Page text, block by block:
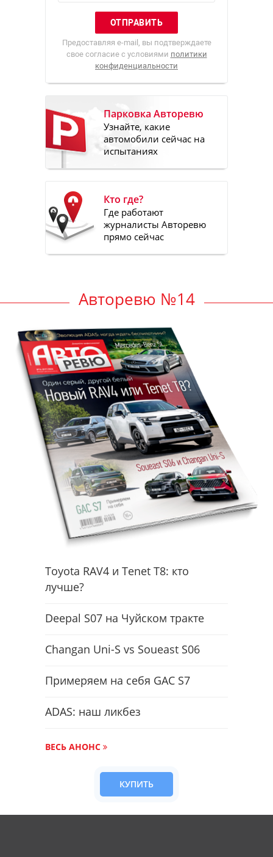
Предоставляя e-mail, вы подтверждаете
свое согласие с условиями политики
конфиденциальности
Парковка Авторевю
Узнайте, какие
автомобили сейчас на
испытаниях
Кто где?
Где работают
журналисты Авторевю
прямо сейчас
Авторевю №14
Toyota RAV4 и Tenet T8: кто
лучше?
Deepal S07 на Чуйском тракте
Changan Uni-S vs Soueast S06
Примеряем на себя GAC S7
ADAS: наш ликбез
ВЕСЬ АНОНС
КУПИТЬ